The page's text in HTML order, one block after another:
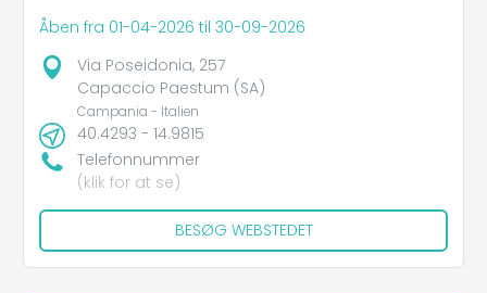
Åben fra 01-04-2026 til 30-09-2026
Via Poseidonia, 257
Capaccio Paestum (SA)
Campania - Italien
40.4293 - 14.9815
Telefonnummer
(klik for at se)
BESØG WEBSTEDET